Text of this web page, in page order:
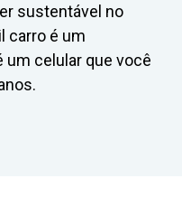
sustentável no
carro é um
um celular que você